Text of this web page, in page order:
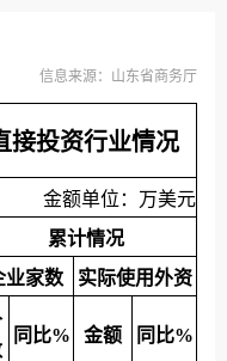
信息来源： 山东省商务厅
接投资行业情况
金额单位：万美元
累计情况
业家数
实际使用外资
同比% 金额 同比%